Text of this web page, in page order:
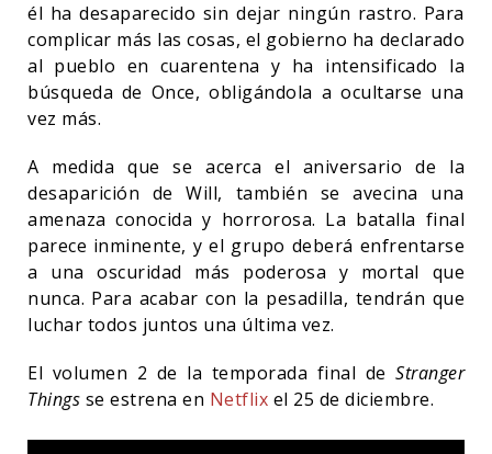
él ha desaparecido sin dejar ningún rastro. Para
complicar más las cosas, el gobierno ha declarado
al pueblo en cuarentena y ha intensificado la
búsqueda de Once, obligándola a ocultarse una
vez más.
A medida que se acerca el aniversario de la
desaparición de Will, también se avecina una
amenaza conocida y horrorosa. La batalla final
parece inminente, y el grupo deberá enfrentarse
a una oscuridad más poderosa y mortal que
nunca. Para acabar con la pesadilla, tendrán que
luchar todos juntos una última vez.
El volumen 2 de la temporada final de Stranger
Things se estrena en Netflix el 25 de diciembre.